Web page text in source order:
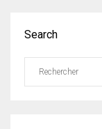
Search